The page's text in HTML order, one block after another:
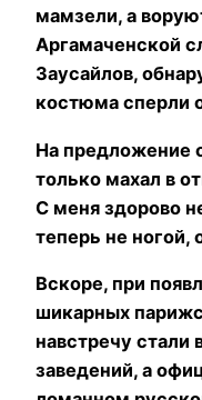
мамзели, а
Аргамаченской
Заусайлов,
костюма сперли
На предложение
только махал в
С меня здорово
теперь не
Вскоре, при
шикарных
навстречу стали
заведений, а